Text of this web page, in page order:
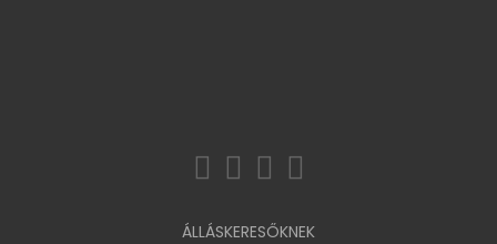
ÁLLÁSKERESŐKNEK